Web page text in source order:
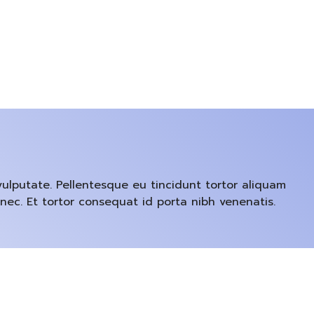
Pellentesque eu tincidunt tortor aliquam
Et tortor consequat id porta nibh venenatis.